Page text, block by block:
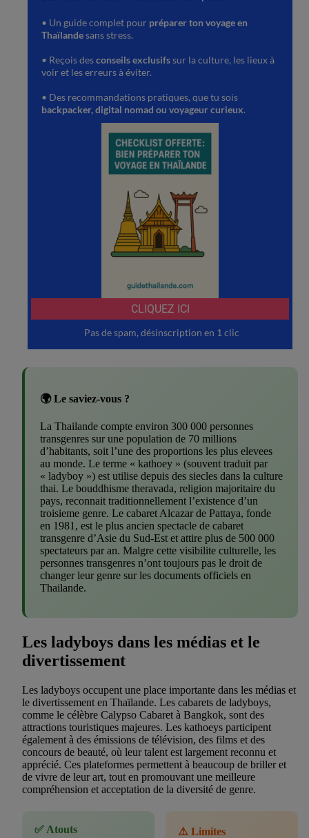
🌍 Le saviez-vous ?
La Thailande compte environ 300 000 personnes
transgenres sur une population de 70 millions
d’habitants, soit l’une des proportions les plus elevees
au monde. Le terme « kathoey » (souvent traduit par
« ladyboy ») est utilise depuis des siecles dans la culture
thai. Le bouddhisme theravada, religion majoritaire du
pays, reconnait traditionnellement l’existence d’un
troisieme genre. Le cabaret Alcazar de Pattaya, fonde
en 1981, est le plus ancien spectacle de cabaret
transgenre d’Asie du Sud-Est et attire plus de 500 000
spectateurs par an. Malgre cette visibilite culturelle, les
personnes transgenres n’ont toujours pas le droit de
changer leur genre sur les documents officiels en
Thailande.
Les ladyboys dans les médias et le
divertissement
Les ladyboys occupent une place importante dans les médias et
le divertissement en Thaïlande. Les cabarets de ladyboys,
comme le célèbre Calypso Cabaret à Bangkok, sont des
attractions touristiques majeures. Les kathoeys participent
également à des émissions de télévision, des films et des
concours de beauté, où leur talent est largement reconnu et
apprécié. Ces plateformes permettent à beaucoup de briller et
de vivre de leur art, tout en promouvant une meilleure
compréhension et acceptation de la diversité de genre.
✅ Atouts
⚠️ Limites